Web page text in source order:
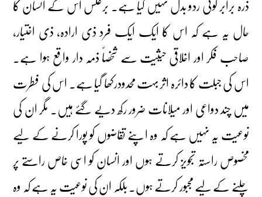
حال یہ ہے کہ اس کا ایک ایک فرد ذی ارادہ، ذی اختیار،
صاحب فکر اور اخلاقی حیثیت سے شخصاً ذمہ دار واقع ہوا ہے۔
اس کی جبلت کا دائرہ اثر بہت محدودرکھا گیا ہے۔ اس کی فطرت
میں چند دواعی اور میلانات ضرور رکھ دیے گئے ہیں۔ مگر ان کی
نوعیت یہ نہیں ہے کہ وہ اپنے تقاضوں کو پورا کرنے کے لیے
مخصوص راستہ تجویز کرتے ہوں اور انسان کو اسی خاص راستے پر
چلنے کے لیے مجبور کرتے ہوں۔ بلکہ ان کی نوعیت یہ ہے کہ وہ